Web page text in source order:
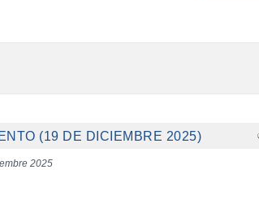
(19 DE DICIEMBRE 2025)
2025